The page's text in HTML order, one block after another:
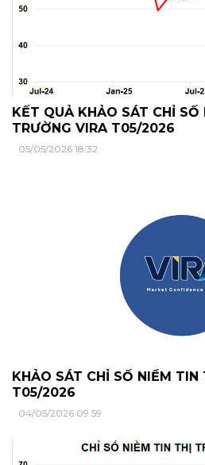
KẾT QUẢ KHẢO SÁT CHỈ SỐ
TRƯỜNG VIRA T05/2026
05/05/2026 18:32
KHẢO SÁT CHỈ SỐ NIỀM TIN
T05/2026
04/05/2026 09:59